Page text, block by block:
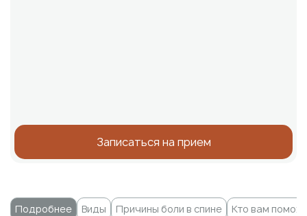
Записаться на прием
Подробнее Виды Причины боли в спине Кто вам